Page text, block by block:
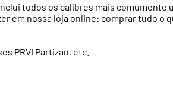
todos os calibres mais comumente
em nossa loja online: comprar tudo o
PRVI Partizan, etc.